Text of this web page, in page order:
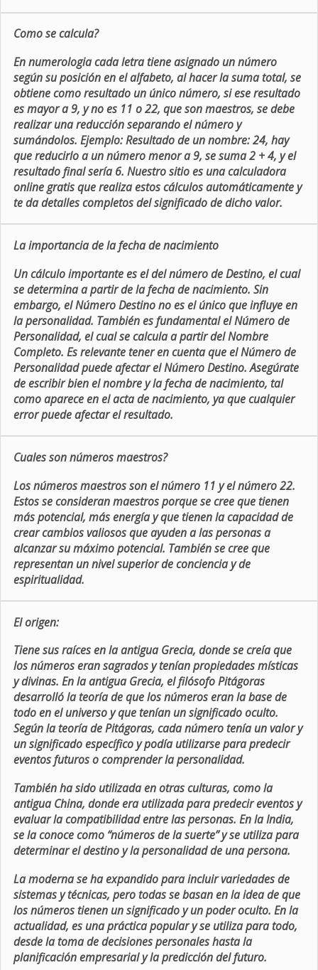
Como se calcula?
En numerologia cada letra tiene asignado un número
según su posición en el alfabeto, al hacer la suma total, se
obtiene como resultado un único número, si ese resultado
es mayor a 9, y no es 11 o 22, que son maestros, se debe
realizar una reducción separando el número y
sumándolos. Ejemplo: Resultado de un nombre: 24, hay
que reducirlo a un número menor a 9, se suma 2 + 4, y el
resultado final sería 6. Nuestro sitio es una calculadora
online gratis que realiza estos cálculos automáticamente y
te da detalles completos del significado de dicho valor.
La importancia de la fecha de nacimiento
Un cálculo importante es el del número de Destino, el cual
se determina a partir de la fecha de nacimiento. Sin
embargo, el Número Destino no es el único que influye en
la personalidad. También es fundamental el Número de
Personalidad, el cual se calcula a partir del Nombre
Completo. Es relevante tener en cuenta que el Número de
Personalidad puede afectar el Número Destino. Asegúrate
de escribir bien el nombre y la fecha de nacimiento, tal
como aparece en el acta de nacimiento, ya que cualquier
error puede afectar el resultado.
Cuales son números maestros?
Los números maestros son el número 11 y el número 22.
Estos se consideran maestros porque se cree que tienen
más potencial, más energía y que tienen la capacidad de
crear cambios valiosos que ayuden a las personas a
alcanzar su máximo potencial. También se cree que
representan un nivel superior de conciencia y de
espiritualidad.
El origen:
Tiene sus raíces en la antigua Grecia, donde se creía que
los números eran sagrados y tenían propiedades místicas
y divinas. En la antigua Grecia, el filósofo Pitágoras
desarrolló la teoría de que los números eran la base de
todo en el universo y que tenían un significado oculto.
Según la teoría de Pitágoras, cada número tenía un valor y
un significado específico y podía utilizarse para predecir
eventos futuros o comprender la personalidad.
También ha sido utilizada en otras culturas, como la
antigua China, donde era utilizada para predecir eventos y
evaluar la compatibilidad entre las personas. En la India,
se la conoce como “números de la suerte” y se utiliza para
determinar el destino y la personalidad de una persona.
La moderna se ha expandido para incluir variedades de
sistemas y técnicas, pero todas se basan en la idea de que
los números tienen un significado y un poder oculto. En la
actualidad, es una práctica popular y se utiliza para todo,
desde la toma de decisiones personales hasta la
planificación empresarial y la predicción del futuro.